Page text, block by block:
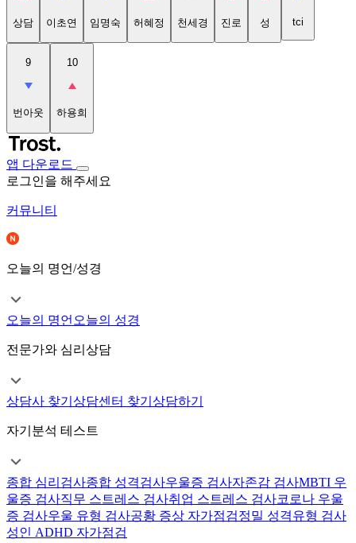
상담 이초연 임명숙 허혜정 천세경 진로 성 tci
9
번아웃
10
하용희
앱 다운로드
로그인을 해주세요
커뮤니티
오늘의 명언/성경
오늘의 명언 오늘의 성경
전문가와 심리상담
상담사 찾기 상담센터 찾기 상담하기
자기분석 테스트
종합 심리검사종합 성격검사우울증 검사자존감 검사MBTI 우
울증 검사직무 스트레스 검사취업 스트레스 검사코로나 우울
증 검사우울 유형 검사공황 증상 자가점검정밀 성격유형 검사
성인 ADHD 자가점검